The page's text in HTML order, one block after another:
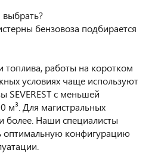
бензовоза подбирается
топлива, работы на коротком
условиях чаще используют
SEVEREST с меньшей
м³. Для магистральных
более. Наши специалисты
оптимальную конфигурацию